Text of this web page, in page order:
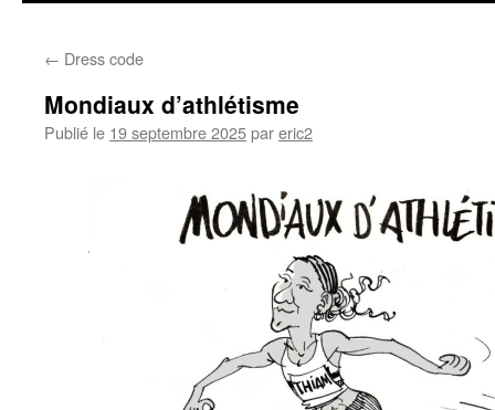
← Dress code
Mondiaux d’athlétisme
Publié le 19 septembre 2025pareric2